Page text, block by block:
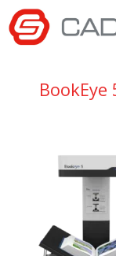
Aller
au
contenu
BookEye